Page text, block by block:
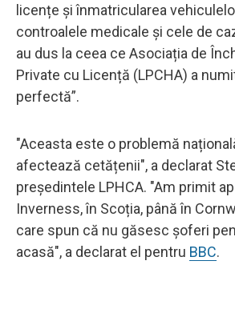
licențe și înmatricularea
controalele medicale și cele de
au dus la ceea ce Asociația de
Private cu Licență (LPCHA) a
perfectă”.
"Aceasta este o problemă
afectează cetățenii", a declarat
președintele LPHCA. "Am primit
Inverness, în Scoția, până în
care spun că nu găsesc șoferi
acasă", a declarat el pentru BBC.